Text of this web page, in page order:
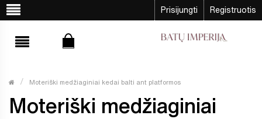
Prisijungti Registruotis
Moteriški medžiaginiai kedai balti ant platformos
Moteriški medžiaginiai